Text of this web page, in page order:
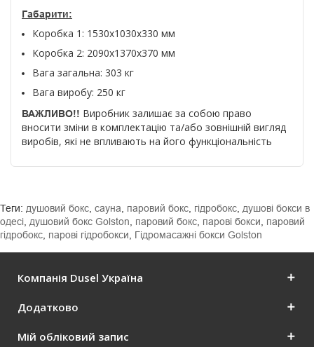
Габарити:
Коробка 1: 1530x1030x330 мм
Коробка 2: 2090x1370x370 мм
Вага загальна: 303 кг
Вага виробу: 250 кг
ВАЖЛИВО!! Виробник залишає за собою право
вносити зміни в комплектацію та/або зовнішній вигляд
виробів, які не впливають на його функціональність
Теги: душовий бокс сауна паровий бокс гідробокс душові бокси в
одесі душовий бокс Golston паровий бокс парові бокси
паровий
гідробокс парові гідробокси Гідромасажні бокси Golston
Компанія Dusel Україна
Додатково
Мій обліковий запис